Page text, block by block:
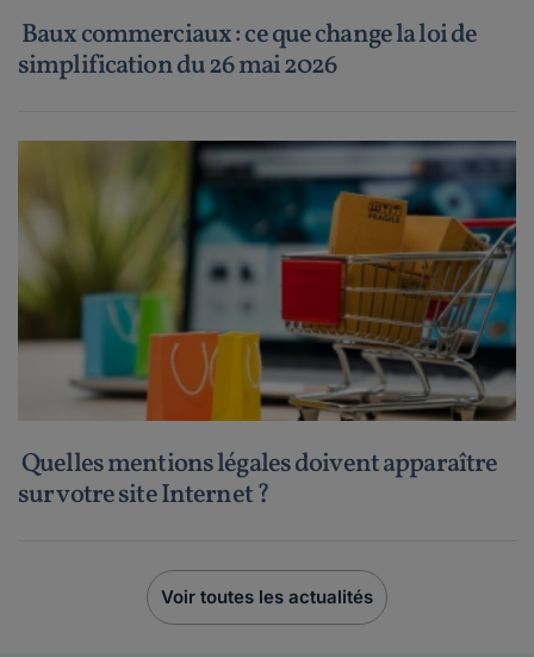
Baux commerciaux : ce que change la loi de
simplification du 26 mai 2026
Quelles mentions légales doivent apparaître
sur votre site Internet ?
Voir toutes les actualités